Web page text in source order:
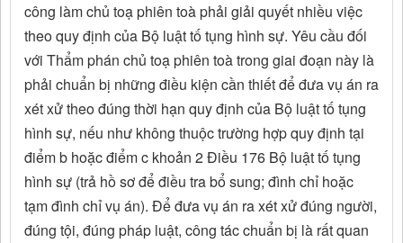
công làm chủ toạ phiên toà phải giải quyết nhiều việc
theo quy định của Bộ luật tố tụng hình sự. Yêu cầu đối
với Thẩm phán chủ toạ phiên toà trong giai đoạn này là
phải chuẩn bị những điều kiện cần thiết để đưa vụ án ra
xét xử theo đúng thời hạn quy định của Bộ luật tố tụng
hình sự, nếu như không thuộc trường hợp quy định tại
điểm b hoặc điểm c khoản 2 Điều 176 Bộ luật tố tụng
hình sự (trả hồ sơ để điều tra bổ sung; đình chỉ hoặc
tạm đình chỉ vụ án). Để đưa vụ án ra xét xử đúng người,
đúng tội, đúng pháp luật, công tác chuẩn bị là rất quan